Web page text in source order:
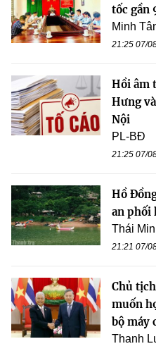
tốc gần
Minh
21:25 07/
Hồi âm
Hưng
Nội
PL-BĐ
21:25 07/
Hồ
an phối
Thái
21:21 07/
Chủ
muốn
bộ máy
Thanh